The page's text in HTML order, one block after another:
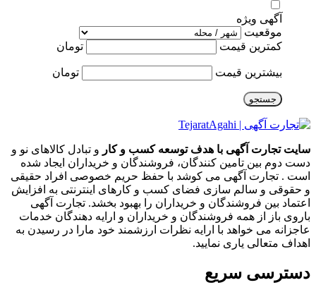
آگهی ویژه
موقعیت
کمترین قیمت
تومان
بیشترین قیمت تومان
جستجو
سایت تجارت آگهی با هدف توسعه کسب و کار و تبادل کالاهای نو و
دست دوم بین تامین کنندگان، فروشندگان و خریداران ایجاد شده
است . تجارت آگهی می کوشد با حفظ حریم خصوصی افراد حقیقی
و حقوقی و سالم سازی فضای کسب و کارهای اینترنتی به افزایش
اعتماد بین فروشندگان و خریداران را بهبود بخشد. تجارت آگهی
باروی باز از همه فروشندگان و خریداران و ارایه دهندگان خدمات
عاجزانه می خواهد با ارایه نظرات ارزشمند خود مارا در رسیدن به
اهداف متعالی یاری نمایید.
دسترسی سریع